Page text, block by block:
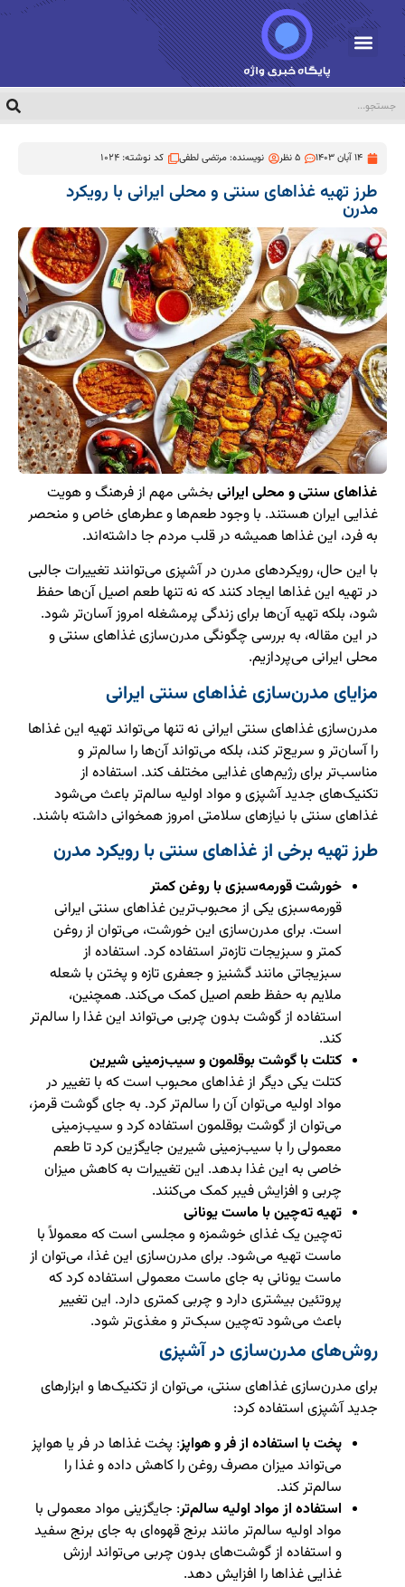
14 آبان 1403 5 نظر نویسنده:مرتضی لطفی کد نوشته: 1024
طرز تهیه غذاهای سنتی و محلی ایرانی با رویکرد
مدرن
غذاهای سنتی و محلی ایرانی بخشی مهم از فرهنگ و هویت
غذایی ایران هستند. با وجود طعم‌ها و عطرهای خاص و منحصر
به فرد، این غذاها همیشه در قلب مردم جا داشته‌اند.
با این حال، رویکردهای مدرن در آشپزی می‌توانند تغییرات جالبی
در تهیه این غذاها ایجاد کنند که نه تنها طعم اصیل آن‌ها حفظ
شود، بلکه تهیه آن‌ها برای زندگی پرمشغله امروز آسان‌تر شود.
در این مقاله، به بررسی چگونگی مدرن‌سازی غذاهای سنتی و
محلی ایرانی می‌پردازیم.
مزایای مدرن‌سازی غذاهای سنتی ایرانی
مدرن‌سازی غذاهای سنتی ایرانی نه تنها می‌تواند تهیه این غذاها
را آسان‌تر و سریع‌تر کند، بلکه می‌تواند آن‌ها را سالم‌تر و
مناسب‌تر برای رژیم‌های غذایی مختلف کند. استفاده از
تکنیک‌های جدید آشپزی و مواد اولیه سالم‌تر باعث می‌شود
غذاهای سنتی با نیازهای سلامتی امروز همخوانی داشته باشند.
طرز تهیه برخی از غذاهای سنتی با رویکرد مدرن
خورشت قورمه‌سبزی با روغن کمتر
قورمه‌سبزی یکی از محبوب‌ترین غذاهای سنتی ایرانی
است. برای مدرن‌سازی این خورشت، می‌توان از روغن
کمتر و سبزیجات تازه‌تر استفاده کرد. استفاده از
سبزیجاتی مانند گشنیز و جعفری تازه و پختن با شعله
ملایم به حفظ طعم اصیل کمک می‌کند. همچنین،
استفاده از گوشت بدون چربی می‌تواند این غذا را سالم‌تر
کند.
کتلت با گوشت بوقلمون و سیب‌زمینی شیرین
کتلت یکی دیگر از غذاهای محبوب است که با تغییر در
مواد اولیه می‌توان آن را سالم‌تر کرد. به جای گوشت قرمز،
می‌توان از گوشت بوقلمون استفاده کرد و سیب‌زمینی
معمولی را با سیب‌زمینی شیرین جایگزین کرد تا طعم
خاصی به این غذا بدهد. این تغییرات به کاهش میزان
چربی و افزایش فیبر کمک می‌کنند.
تهیه ته‌چین با ماست یونانی
ته‌چین یک غذای خوشمزه و مجلسی است که معمولاً با
ماست تهیه می‌شود. برای مدرن‌سازی این غذا، می‌توان از
ماست یونانی به جای ماست معمولی استفاده کرد که
پروتئین بیشتری دارد و چربی کمتری دارد. این تغییر
باعث می‌شود ته‌چین سبک‌تر و مغذی‌تر شود.
روش‌های مدرن‌سازی در آشپزی
برای مدرن‌سازی غذاهای سنتی، می‌توان از تکنیک‌ها و ابزارهای
جدید آشپزی استفاده کرد:
پخت با استفاده از فر و هواپز: پخت غذاها در فر یا هواپز
می‌تواند میزان مصرف روغن را کاهش داده و غذا را
سالم‌تر کند.
استفاده از مواد اولیه سالم‌تر: جایگزینی مواد معمولی با
مواد اولیه سالم‌تر مانند برنج قهوه‌ای به جای برنج سفید
و استفاده از گوشت‌های بدون چربی می‌تواند ارزش
غذایی غذاها را افزایش دهد.